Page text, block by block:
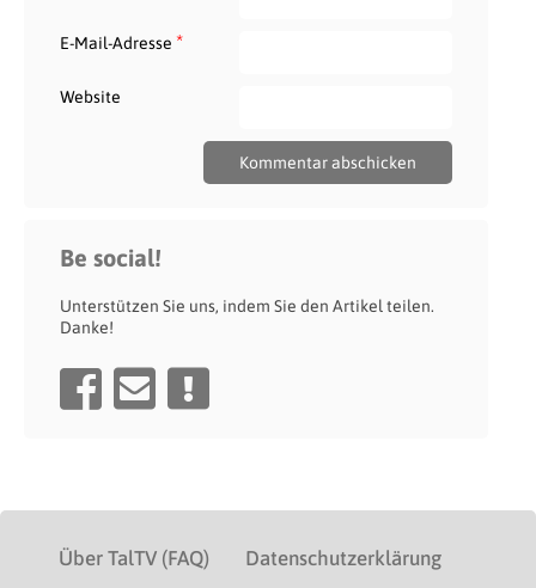
E-Mail-Adresse *
Website
Be social!
Unterstützen Sie uns, indem Sie den Artikel teilen.
Danke!
Über TalTV (FAQ)
Datenschutzerklärung